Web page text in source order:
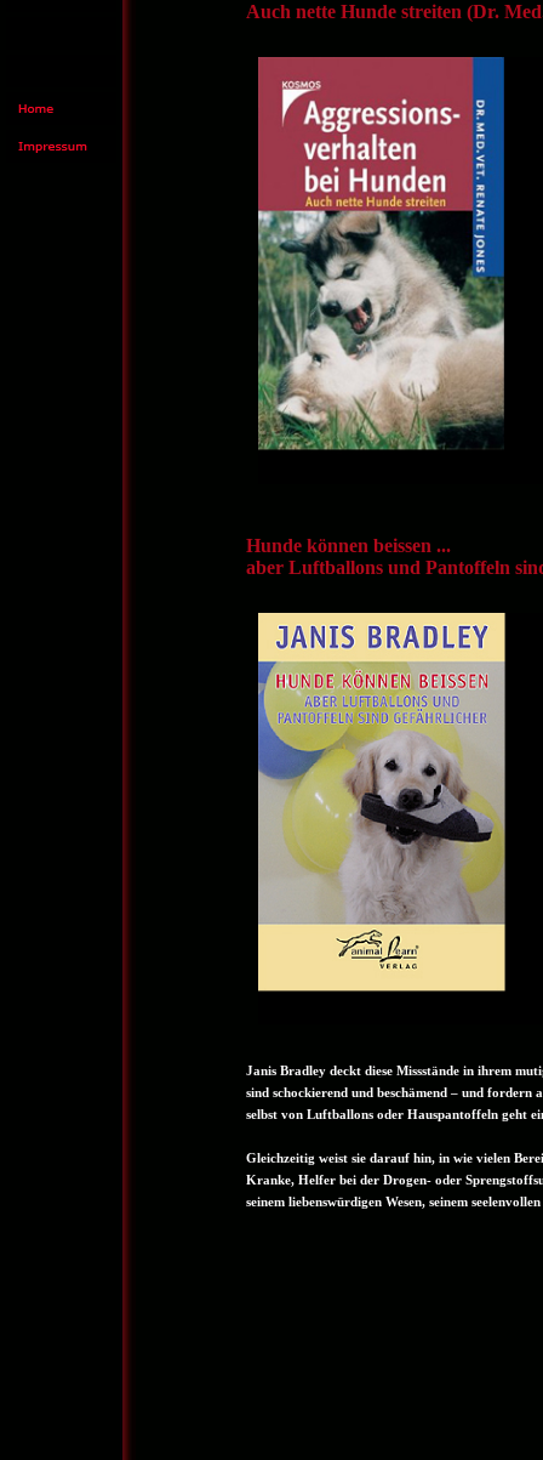
Auch nette Hunde streiten (Dr.
Hunde können beissen ...
aber Luftballons und Pantoffeln
Janis Bradley deckt diese Missstände in ihrem
sind schockierend und beschämend – und fordern
selbst von Luftballons oder Hauspantoffeln geht
Gleichzeitig weist sie darauf hin, in wie vielen
Kranke, Helfer bei der Drogen- oder
seinem liebenswürdigen Wesen, seinem